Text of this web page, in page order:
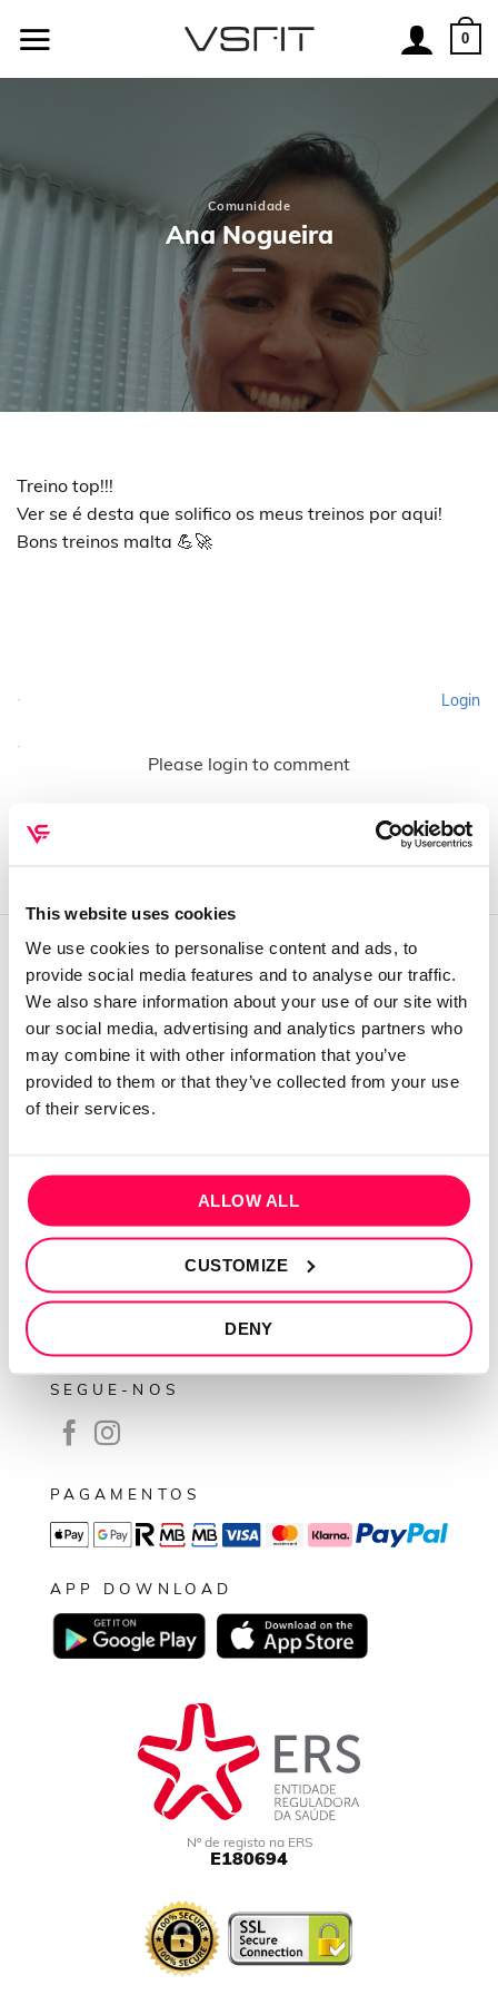
This website uses cookies
We use cookies to personalise content and ads, to
provide social media features and to analyse our traffic.
We also share information about your use of our site with
our social media, advertising and analytics partners who
may combine it with other information that you’ve
provided to them or that they’ve collected from your use
of their services.
ALLOW ALL
CUSTOMIZE
DENY
0
Comunidade
Ana Nogueira
Treino top!!!
Ver se é desta que solifico os meus treinos por aqui!
Bons treinos malta 💪🚀
Login
Please login to comment
QUEM SOMOS
Sobre mim
Contactos
Conta cliente
Política de privacidade
Termos e condições
Resolução de conflitos
SEGUE-NOS
PAGAMENTOS
APP DOWNLOAD
Nº de registo na ERS
E180694